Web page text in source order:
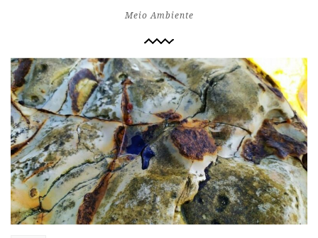
Meio Ambiente